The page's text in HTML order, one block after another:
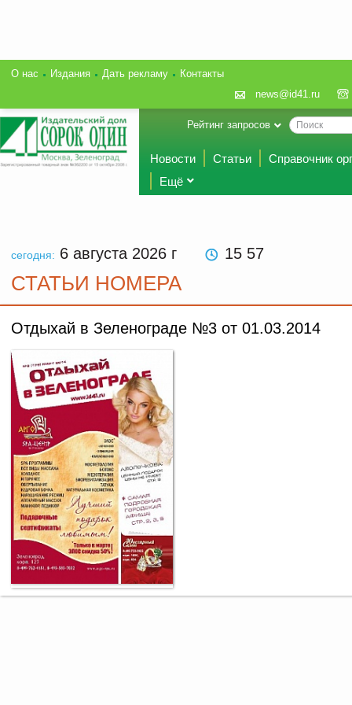
О нас Издания Дать рекламу
Контакты
news@id41.ru
Рейтинг запросов
Новости Статьи
Справочник
Ещё
сегодня: 6 августа 2026 г 15 57
СТАТЬИ НОМЕРА
Отдыхай в Зеленограде №3 от 01.03.2014